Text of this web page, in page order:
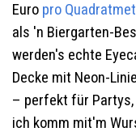
Euro pro
als 'n Biergarten-
werden's echte
Decke mit Neon-
– perfekt für Partys,
ich komm mit'm